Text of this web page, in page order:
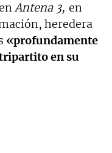
Antena 3, en
heredera
«profundamente
en su